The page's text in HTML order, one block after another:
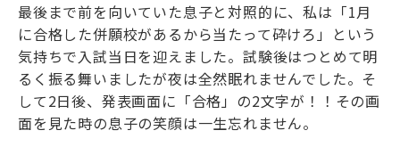
最後まで前を向いていた息子と対照的に、私は「1月
に合格した併願校があるから当たって砕けろ」という
気持ちで入試当日を迎えました。試験後はつとめて明
るく振る舞いましたが夜は全然眠れませんでした。そ
して2日後、発表画面に「合格」の2文字が！！その画
面を見た時の息子の笑顔は一生忘れません。